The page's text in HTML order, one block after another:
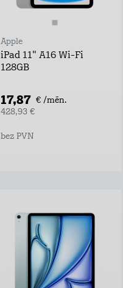
Apple
iPad 11" A16 Wi-Fi
128GB
17,87 € /mēn.
428,93 €
bez PVN